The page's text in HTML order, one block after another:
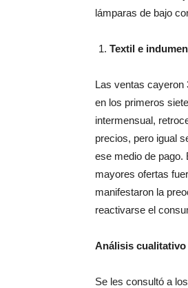
lámparas de bajo
Textil e
Las ventas cayeron
en los primeros
intermensual,
precios, pero igual
ese medio de
mayores ofertas
manifestaron la
reactivarse el
Análisis cualitativo
Se les consultó a